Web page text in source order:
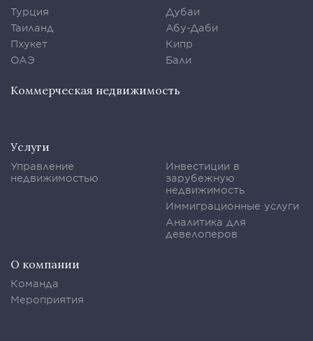
Турция
Таиланд
Пхукет
ОАЭ
Дубаи
Абу-Даби
Кипр
Бали
Коммерческая недвижимость
Услуги
Управление
недвижимостью
Инвестиции в
зарубежную
недвижимость
Иммиграционные услуги
Аналитика для
девелоперов
О компании
Команда
Мероприятия